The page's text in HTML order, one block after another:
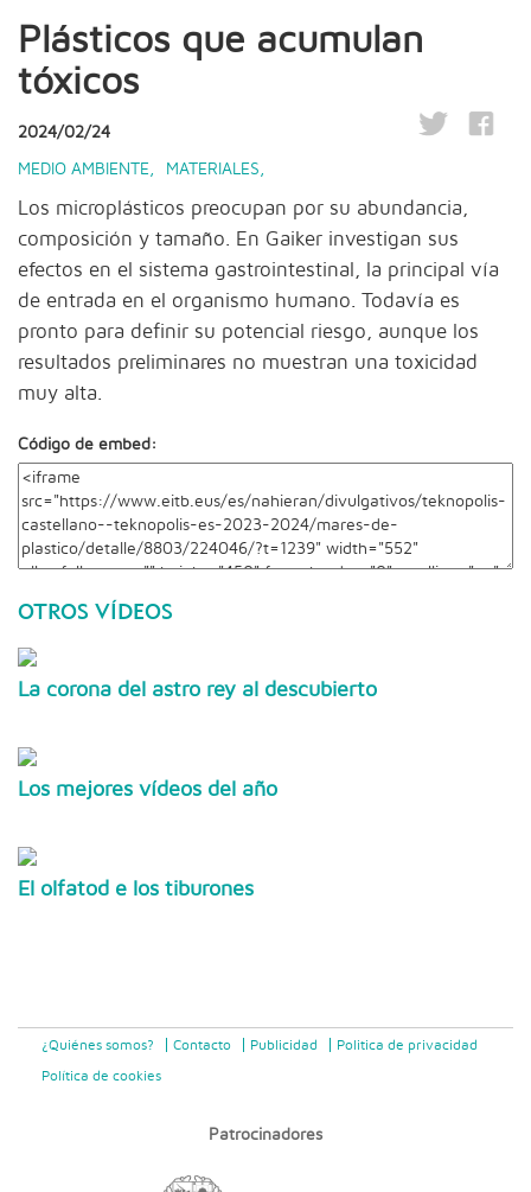
Plásticos que acumulan
tóxicos
2024/02/24
MEDIO AMBIENTE MATERIALES
Los microplásticos preocupan por su abundancia,
composición y tamaño. En Gaiker investigan sus
efectos en el sistema gastrointestinal, la principal vía
de entrada en el organismo humano. Todavía es
pronto para definir su potencial riesgo, aunque los
resultados preliminares no muestran una toxicidad
muy alta.
Código de embed:
OTROS VÍDEOS
La corona del astro rey al descubierto
Los mejores vídeos del año
El olfatod e los tiburones
¿Quiénes somos? Contacto Publicidad Politica de privacidad
Política de cookies
Patrocinadores